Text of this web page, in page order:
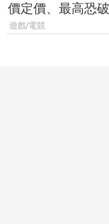
價定價、最高恐
遊戲/電競